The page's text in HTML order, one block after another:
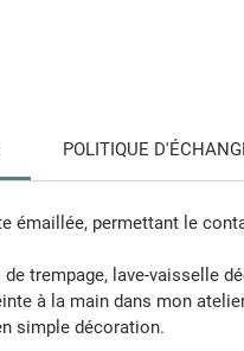
POLITIQUE
émaillée, permettant le
de trempage, lave-vaisselle
à la main dans mon
simple décoration.